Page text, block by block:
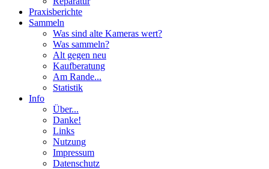
Praxisberichte
Sammeln
Was sind alte Kameras wert?
Was sammeln?
Alt gegen neu
Kaufberatung
Am Rande...
Statistik
Info
Über...
Danke!
Links
Nutzung
Impressum
Datenschutz